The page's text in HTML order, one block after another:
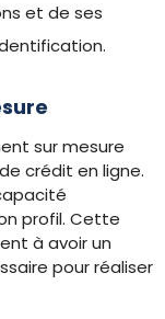
et de ses
sur mesure
crédit en ligne.
profil. Cette
à avoir un
pour réaliser